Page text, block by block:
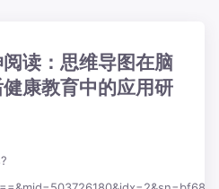
阅读：思维导图在脑
康教育中的应用研